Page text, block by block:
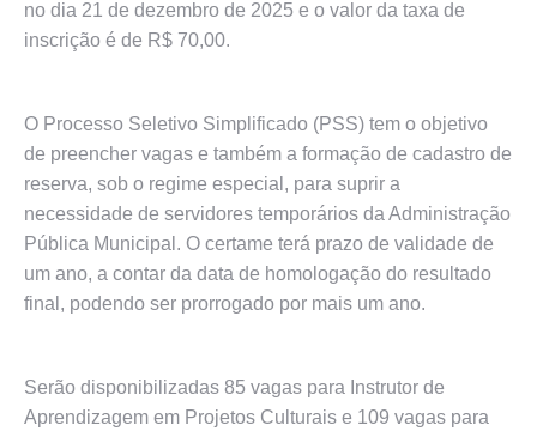
no dia 21 de dezembro de 2025 e o valor da taxa de
inscrição é de R$ 70,00.
O Processo Seletivo Simplificado (PSS) tem o objetivo
de preencher vagas e também a formação de cadastro de
reserva, sob o regime especial, para suprir a
necessidade de servidores temporários da Administração
Pública Municipal. O certame terá prazo de validade de
um ano, a contar da data de homologação do resultado
final, podendo ser prorrogado por mais um ano.
Serão disponibilizadas 85 vagas para Instrutor de
Aprendizagem em Projetos Culturais e 109 vagas para